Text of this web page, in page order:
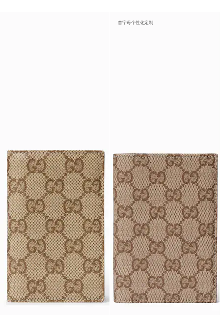
首字母个性化定制